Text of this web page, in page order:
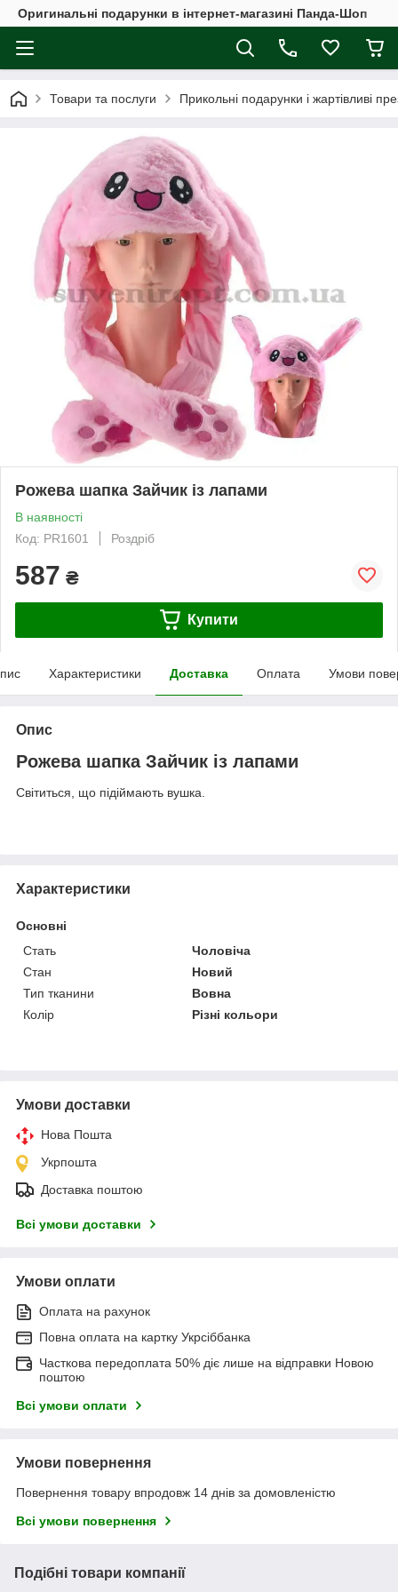
Оригинальні подарунки в інтернет-магазині Панда-Шоп
Товари та послуги Прикольні подарунки і жартівливі
Рожева шапка Зайчик із лапами
В наявності
Код: PR1601
Роздріб
587 ₴
Купити
Характеристики Доставка Оплата Умови
Опис
Рожева шапка Зайчик із лапами
Світиться, що підіймають вушка.
Характеристики
Основні
Стать
Чоловіча
Стан
Новий
Тип тканини
Вовна
Колір
Різні кольори
Умови доставки
Нова Пошта
Укрпошта
Доставка поштою
Всі умови доставки
Умови оплати
Оплата на рахунок
Повна оплата на картку Укрсіббанка
Часткова передоплата 50% діє лише на відправки Новою
поштою
Всі умови оплати
Умови повернення
Повернення товару впродовж 14 днів за домовленістю
Всі умови повернення
Подібні товари компанії